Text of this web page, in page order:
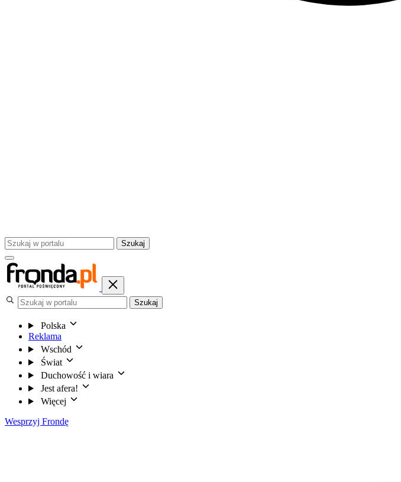
Szukaj
Szukaj
Polska
Reklama
Wschód
Świat
Duchowość i wiara
Jest afera!
Więcej
Wesprzyj Frondę